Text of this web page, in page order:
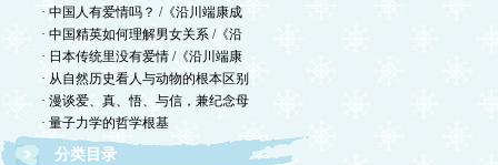
· 中国人有爱情吗？ /《沿川端康成
· 中国精英如何理解男女关系 /《沿
· 日本传统里没有爱情 /《沿川端康
· 从自然历史看人与动物的根本区别
· 漫谈爱、真、悟、与信，兼纪念母
· 量子力学的哲学根基
分类目录